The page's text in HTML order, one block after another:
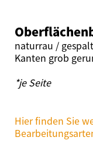
naturrau /
Kanten grob
*je Seite
Hier finden Sie